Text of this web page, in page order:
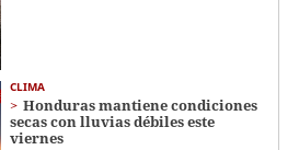
CLIMA
Honduras mantiene condiciones
secas con lluvias débiles este
viernes